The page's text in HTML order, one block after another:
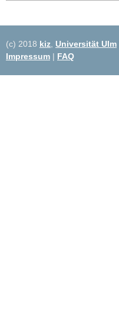
(c) 2018 kiz Universität Ulm
Impressum | FAQ